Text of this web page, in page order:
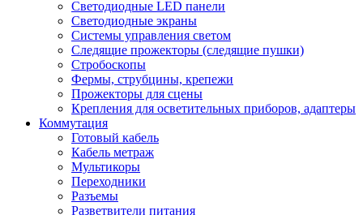
Светодиодные LED панели
Светодиодные экраны
Системы управления светом
Следящие прожекторы (следящие пушки)
Стробоскопы
Фермы, струбцины, крепежи
Прожекторы для сцены
Крепления для осветительных приборов, адаптеры
Коммутация
Готовый кабель
Кабель метраж
Мультикоры
Переходники
Разъемы
Разветвители питания